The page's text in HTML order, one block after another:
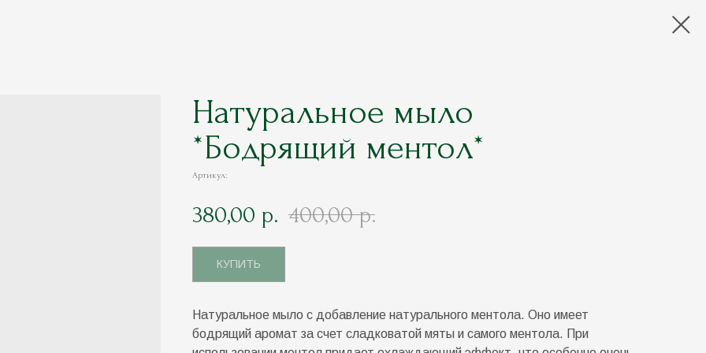
Натуральное мыло
*Бодрящий ментол*
Артикул:
380,00 р. 400,00 р.
КУПИТЬ
Натуральное мыло с добавление натурального ментола. Оно имеет
бодрящий аромат за счет сладковатой мяты и самого ментола. При